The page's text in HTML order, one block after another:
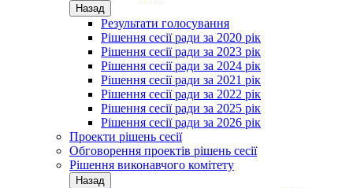
Назад
Результати голосування
Рішення сесії ради за 2020 рік
Рішення сесії ради за 2023 рік
Рішення сесії ради за 2024 рік
Рішення сесії ради за 2021 рік
Рішення сесії ради за 2022 рік
Рішення сесії ради за 2025 рік
Рішення сесії ради за 2026 рік
Проекти рішень сесії
Обговорення проектів рішень сесії
Рішення виконавчого комітету
Назад